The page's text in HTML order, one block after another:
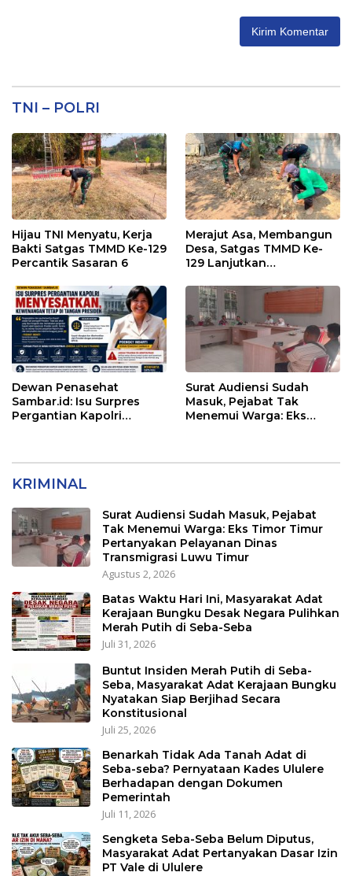
TNI – POLRI
Hijau TNI Menyatu, Kerja
Bakti Satgas TMMD Ke-129
Percantik Sasaran 6
Merajut Asa, Membangun
Desa, Satgas TMMD Ke-
129 Lanjutkan
Dewan Penasehat
Sambar.id: Isu Surpres
Pergantian Kapolri
Surat Audiensi Sudah
Masuk, Pejabat Tak
Menemui Warga: Eks
KRIMINAL
Surat Audiensi Sudah Masuk, Pejabat
Tak Menemui Warga: Eks Timor Timur
Pertanyakan Pelayanan Dinas
Transmigrasi Luwu Timur
Agustus 2, 2026
Batas Waktu Hari Ini, Masyarakat Adat
Kerajaan Bungku Desak Negara Pulihkan
Merah Putih di Seba-Seba
Juli 31, 2026
Buntut Insiden Merah Putih di Seba-
Seba, Masyarakat Adat Kerajaan Bungku
Nyatakan Siap Berjihad Secara
Konstitusional
Juli 25, 2026
Benarkah Tidak Ada Tanah Adat di
Seba-seba? Pernyataan Kades Ululere
Berhadapan dengan Dokumen
Pemerintah
Juli 11, 2026
Sengketa Seba-Seba Belum Diputus,
Masyarakat Adat Pertanyakan Dasar Izin
PT Vale di Ululere